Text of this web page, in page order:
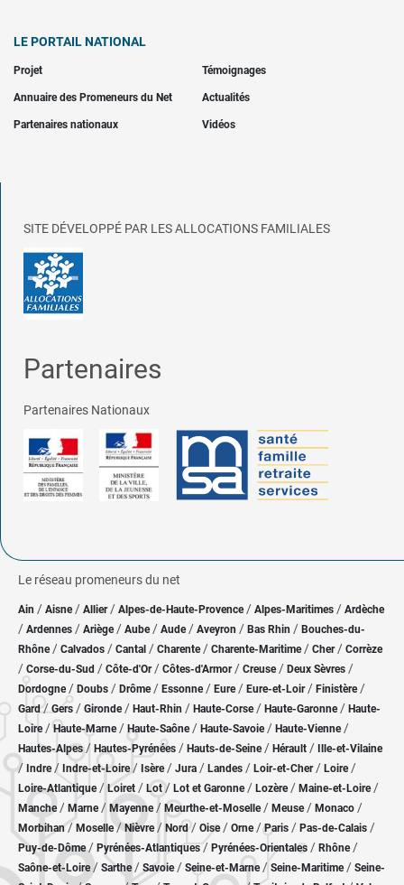
LE PORTAIL NATIONAL
Projet Témoignages
Annuaire des Promeneurs du Net Actualités
Partenaires nationaux Vidéos
SITE DÉVELOPPÉ PAR LES ALLOCATIONS FAMILIALES
Partenaires
Partenaires Nationaux
Le réseau promeneurs du net
Ain / Aisne/ Allier/ Alpes-de-Haute-Provence / Alpes-Maritimes / Ardèche
/ Ardennes / Ariège/ Aube/ Aude / Aveyron / Bas Rhin / Bouches-du-
Rhône/ Calvados / Cantal / Charente / Charente-Maritime/ Cher / Corrèze
/ Corse-du-Sud / Côte-d'Or / Côtes-d'Armor/ Creuse/ Deux Sèvres /
Dordogne/ Doubs / Drôme/ Essonne / Eure/ Eure-et-Loir / Finistère/
Gard/Gers / Gironde/ Haut-Rhin / Haute-Corse/ Haute-Garonne/ Haute-
Loire/Haute-Marne/ Haute-Saône/ Haute-Savoie/ Haute-Vienne/
Hautes-Alpes/ Hautes-Pyrénées / Hauts-de-Seine/ Hérault / Ille-et-Vilaine
/ Indre/ Indre-et-Loire/ Isère/ Jura / Landes / Loir-et-Cher/ Loire/
Loire-Atlantique/ Loiret / Lot/ Lot et Garonne/ Lozère / Maine-et-Loire/
Manche/ Marne/ Mayenne/ Meurthe-et-Moselle/ Meuse/ Monaco /
Morbihan/ Moselle/ Nièvre / Nord/ Oise / Orne/Paris / Pas-de-Calais /
Puy-de-Dôme/ Pyrénées-Atlantiques / Pyrénées-Orientales / Rhône/
Saône-et-Loire/ Sarthe/ Savoie/ Seine-et-Marne/ Seine-Maritime/ Seine-